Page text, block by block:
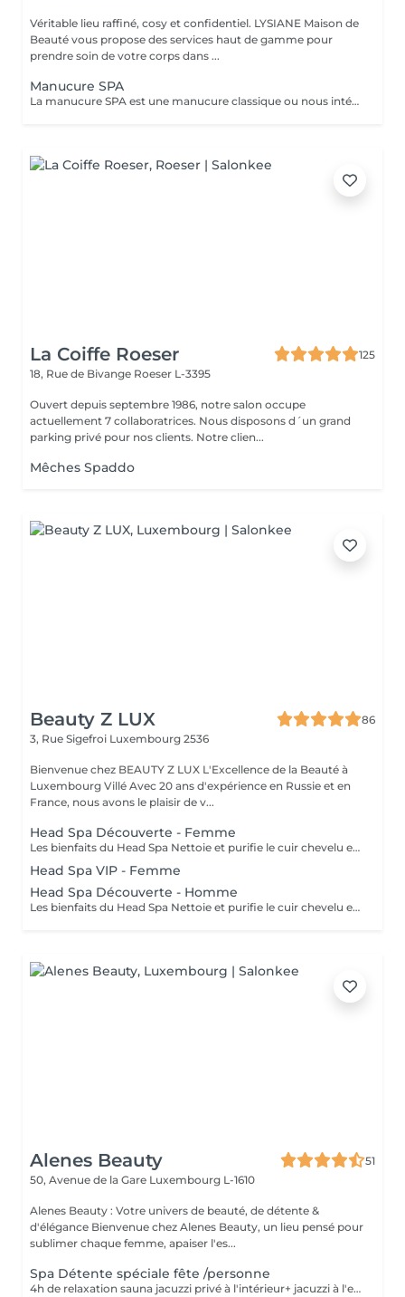
Véritable lieu raffiné, cosy et confidentiel. LYSIANE Maison de
Beauté vous propose des services haut de gamme pour
prendre soin de votre corps dans ...
Manucure SPA
La manucure SPA est une manucure classique ou nous intégrons un gommage afin d'exfolier la peau pour la rendre plus douce avant d'appliquer un masque pour un soin profond. Aucun vernis ne sera appliqué à la fin du traitement.
La Coiffe Roeser
125
18, Rue de Bivange Roeser L-3395
Ouvert depuis septembre 1986, notre salon occupe
actuellement 7 collaboratrices. Nous disposons d´un grand
parking privé pour nos clients. Notre clien...
Mêches Spaddo
Beauty Z LUX
86
3, Rue Sigefroi Luxembourg 2536
Bienvenue chez BEAUTY Z LUX L'Excellence de la Beauté à
Luxembourg Villé Avec 20 ans d'expérience en Russie et en
France, nous avons le plaisir de v...
Head Spa Découverte - Femme
Les bienfaits du Head Spa Nettoie et purifie le cuir chevelu en profondeur. Stimule la circulation sanguine et favorise la pousse des cheveux. Relâche les tensions du cuir chevelu, de la nuque et des épaules. Offre une relaxation profonde, réduit le stress et apaise l'esprit. Rend les cheveux plus brillants, légers et revitalisés. Résultat : un cuir chevelu sain, des cheveux éclatants et une sensation de bien-être total. Le soin commence par un diagnostic rapide du cuir chevelu afin de choisir les produits adaptés. Ensuite, vous vous installez confortablement, et un massage relaxant du cuir chevelu, de la nuque et des épaules est réalisé avec des gestes doux et apaisants. Un nettoyage en profondeur et une hydratation sont appliqués pour purifier et nourrir le cuir chevelu. Tout au long du soin, vous ressentez une détente totale, et à la fin vos cheveux sont légers, brillants et revitalisés. The Benefits of a Head Spa Deeply cleanses and purifies the scalp. Stimulates blood circulation and encourages healthy hair growth. Releases tension in the scalp, neck, and shoulders. Provides deep relaxation, reduces stress, and calms the mind. Leaves hair shinier, lighter, and revitalized. Result: a healthy scalp, radiant hair, and a complete sense of well-being. The treatment starts with a quick scalp analysis to select the right products for your needs. You then lie back comfortably while enjoying a relaxing massage of the scalp, neck, and shoulders with gentle, soothing movements. A deep cleansing and hydration ritual is applied to purify and nourish the scalp. Throughout the session, you experience total relaxation, and afterwards your hair feels light, shiny, and revitalized.
Head Spa VIP - Femme
Head Spa Découverte - Homme
Les bienfaits du Head Spa Nettoie et purifie le cuir chevelu en profondeur.Stimule la circulation sanguine et favorise la pousse des cheveux. Relâche les tensions du cuir chevelu, de la nuque et des épaules. Offre une relaxation profonde, réduit le stress et apaise l'esprit. Rend les cheveux plus brillants, légers et revitalisés. Résultat : un cuir chevelu sain, des cheveux éclatants et une sensation de bien-être total. Le soin commence par un diagnostic rapide du cuir chevelu afin de choisir les produits adaptés. Ensuite, vous vous installez confortablement, et un massage relaxant du cuir chevelu, de la nuque et des épaules est réalisé avec des gestes doux et apaisants. Un nettoyage en profondeur et une hydratation sont appliqués pour purifier et nourrir le cuir chevelu. Tout au long du soin, vous ressentez une détente totale, et à la fin vos cheveux sont légers, brillants et revitalisés. The Benefits of a Head Spa Deeply cleanses and purifies the scalp. Stimulates blood circulation and encourages healthy hair growth. Releases tension in the scalp, neck, and shoulders. Provides deep relaxation, reduces stress, and calms the mind. Leaves hair shinier, lighter, and revitalized. Result: a healthy scalp, radiant hair, and a complete sense of well-being. The treatment starts with a quick scalp analysis to select the right products for your needs. You then lie back comfortably while enjoying a relaxing massage of the scalp, neck, and shoulders with gentle, soothing movements. A deep cleansing and hydration ritual is applied to purify and nourish the scalp. Throughout the session, you experience total relaxation, and afterwards your hair feels light, shiny, and revitalized.
Alenes Beauty
51
50, Avenue de la Gare Luxembourg L-1610
Alenes Beauty : Votre univers de beauté, de détente &
d'élégance Bienvenue chez Alenes Beauty, un lieu pensé pour
sublimer chaque femme, apaiser l'es...
Spa Détente spéciale fête /personne
4h de relaxation sauna jacuzzi privé à l'intérieur+ jacuzzi à l'extérieur +terrasse avec brasero+ gommage corps + massage relaxant + repas (max 10 pers.) prix par pers. Spécial pour anniversaire, enterrement de vie de jeunes filles, familial ex...